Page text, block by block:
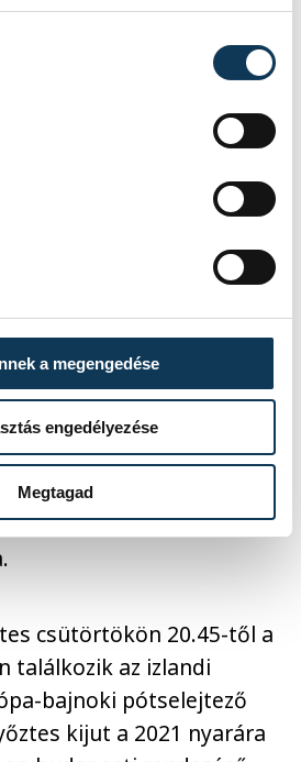
a megengedése
engedélyezése
Megtagad
mindannyian
súlyát, ráadásul a jelenlegi
sok olyan ember van,
a 2016-oshoz
csapat erősödött, hiszen
védekezésből kiindulva
koncepciójukat
amibe ugyan néha
a
csütörtökön 20.45-től a
találkozik az izlandi
bajnoki pótselejtező
kijut a 2021 nyarára